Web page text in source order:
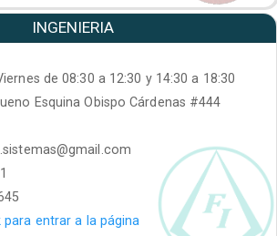
INGENIERIA
de 08:30 a 12:30 y 14:30 a 18:30
Esquina Obispo Cárdenas #444
para entrar a la página